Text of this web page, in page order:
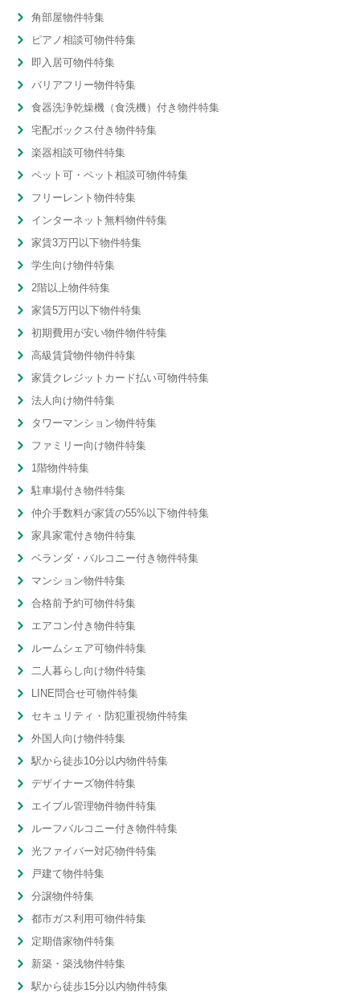
角部屋物件特集
ピアノ相談可物件特集
即入居可物件特集
バリアフリー物件特集
食器洗浄乾燥機（食洗機）付き物件特集
宅配ボックス付き物件特集
楽器相談可物件特集
ペット可・ペット相談可物件特集
フリーレント物件特集
インターネット無料物件特集
家賃3万円以下物件特集
学生向け物件特集
2階以上物件特集
家賃5万円以下物件特集
初期費用が安い物件物件特集
高級賃貸物件物件特集
家賃クレジットカード払い可物件特集
法人向け物件特集
タワーマンション物件特集
ファミリー向け物件特集
1階物件特集
駐車場付き物件特集
仲介手数料が家賃の55%以下物件特集
家具家電付き物件特集
ベランダ・バルコニー付き物件特集
マンション物件特集
合格前予約可物件特集
エアコン付き物件特集
ルームシェア可物件特集
二人暮らし向け物件特集
LINE問合せ可物件特集
セキュリティ・防犯重視物件特集
外国人向け物件特集
駅から徒歩10分以内物件特集
デザイナーズ物件特集
エイブル管理物件物件特集
ルーフバルコニー付き物件特集
光ファイバー対応物件特集
戸建て物件特集
分譲物件特集
都市ガス利用可物件特集
定期借家物件特集
新築・築浅物件特集
駅から徒歩15分以内物件特集